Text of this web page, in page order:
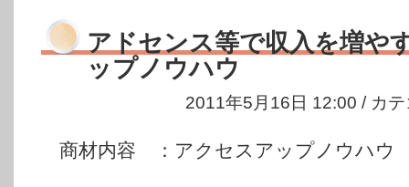
アドセンス等で収入を増や
ップノウハウ
2011年5月16日 12:00 / カ
商材内容 ：アクセスアップノウハウ